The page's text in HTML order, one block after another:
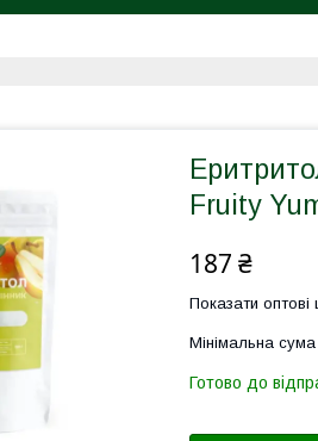
Fruity
187 ₴
Показати оптові
Мінімальна
Готово до